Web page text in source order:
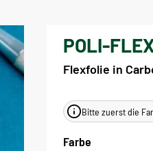
POLI-
Flexfolie in
Bitte zuerst die
Farbe